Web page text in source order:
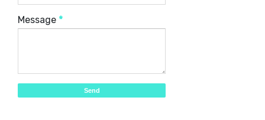
Message *